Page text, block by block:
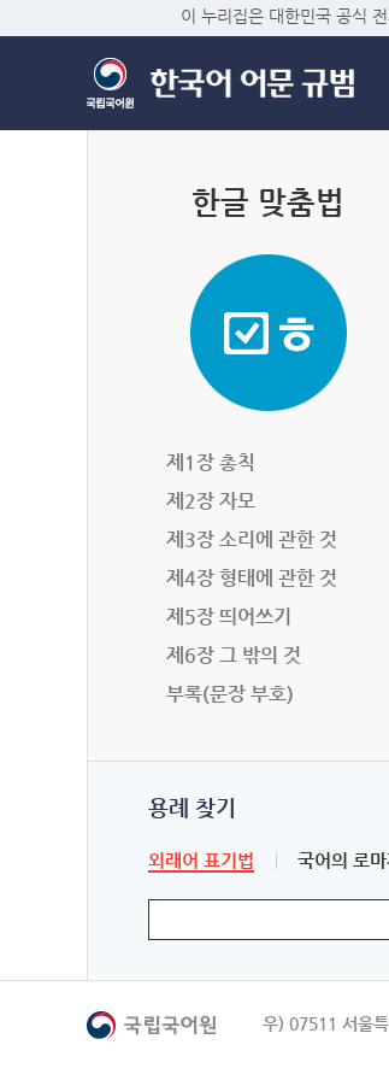
이 누리집은 대한민국 공식
한글 맞춤법
제1장 총칙
제2장 자모
제3장 소리에 관한 것
제4장 형태에 관한 것
제5장 띄어쓰기
제6장 그 밖의 것
부록(문장 부호)
용례 찾기
외래어 표기법 국어의 로
우) 07511 서울